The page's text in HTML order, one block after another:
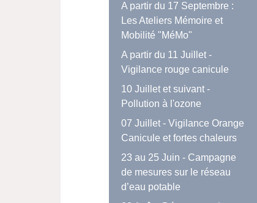
A partir du 17 Septembre :
Les Ateliers Mémoire et
Mobilité "MéMo"
A partir du 11 Juillet -
Vigilance rouge canicule
10 Juillet et suivant -
Pollution à l'ozone
07 Juillet - Vigilance Orange
Canicule et fortes chaleurs
23 au 25 Juin - Campagne
de mesures sur le réseau
d’eau potable